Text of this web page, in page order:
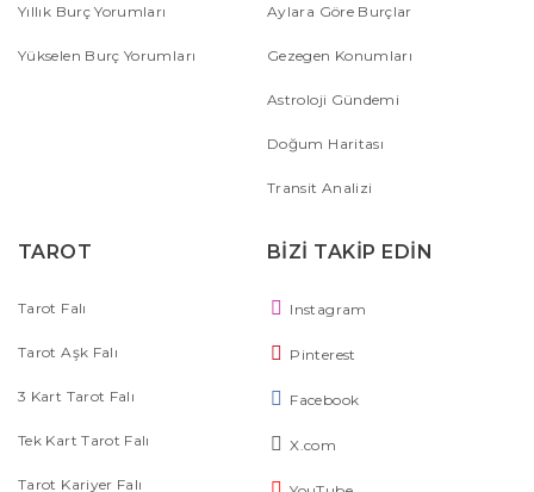
Yıllık Burç Yorumları
Yükselen Burç Yorumları
Aylara Göre Burçlar
Gezegen Konumları
Astroloji Gündemi
Doğum Haritası
Transit Analizi
TAROT
Tarot Falı
Tarot Aşk Falı
3 Kart Tarot Falı
Tek Kart Tarot Falı
Tarot Kariyer Falı
BİZİ TAKİP EDİN
Instagram
Pinterest
Facebook
X.com